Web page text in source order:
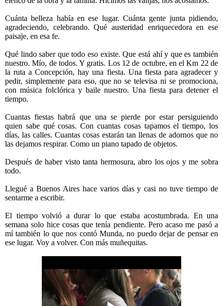
Cuánta belleza había en ese lugar. Cuánta gente junta pidiendo,
agradeciendo, celebrando. Qué austeridad enriquecedora en ese
paisaje, en esa fe.
Qué lindo saber que todo eso existe. Que está ahí y que es también
nuestro. Mío, de todos. Y gratis. Los 12 de octubre, en el Km 22 de
la ruta a Concepción, hay una fiesta. Una fiesta para agradecer y
pedir, simplemente para eso, que no se televisa ni se promociona,
con música folclórica y baile nuestro. Una fiesta para detener el
tiempo.
Cuantas fiestas habrá que una se pierde por estar persiguiendo
quien sabe qué cosas. Con cuantas cosas tapamos el tiempo, los
días, las calles. Cuantas cosas estarán tan llenas de adornos que no
las dejamos respirar. Como un piano tapado de objetos.
Después de haber visto tanta hermosura, abro los ojos y me sobra
todo.
Llegué a Buenos Aires hace varios días y casi no tuve tiempo de
sentarme a escribir.
El tiempo volvió a durar lo que estaba acostumbrada. En una
semana solo hice cosas que tenía pendiente. Pero acaso me pasó a
mí también lo que nos contó Munda, no puedo dejar de pensar en
ese lugar. Voy a volver. Con más muñequitas.